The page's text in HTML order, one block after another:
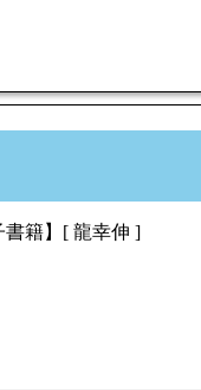
書籍】[ 龍幸伸 ]